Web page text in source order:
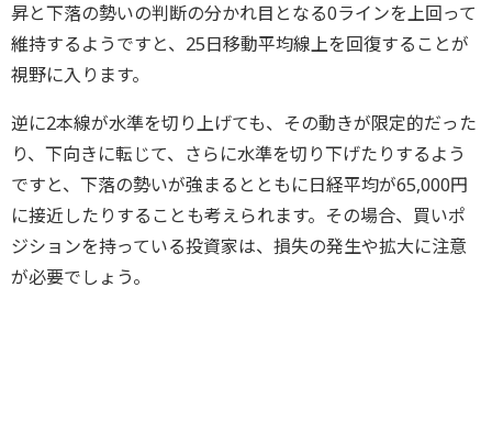
昇と下落の勢いの判断の分かれ目となる0ラインを上回って
維持するようですと、25日移動平均線上を回復することが
視野に入ります。
逆に2本線が水準を切り上げても、その動きが限定的だった
り、下向きに転じて、さらに水準を切り下げたりするよう
ですと、下落の勢いが強まるとともに日経平均が65,000円
に接近したりすることも考えられます。その場合、買いポ
ジションを持っている投資家は、損失の発生や拡大に注意
が必要でしょう。